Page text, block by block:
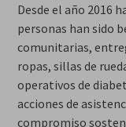
Desde el año 2016
personas han sido
comunitarias,
ropas, sillas de
operativos de
acciones de
compromiso